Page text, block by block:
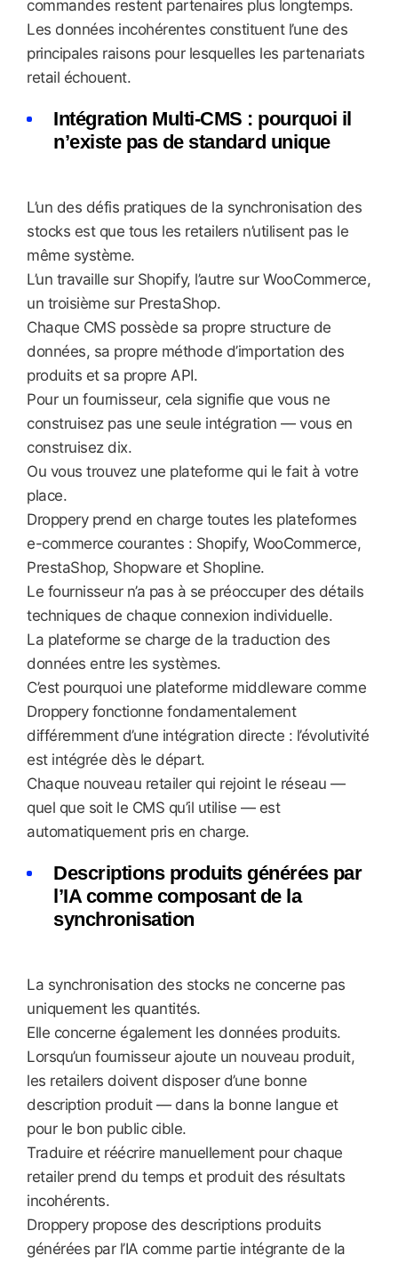
commandes restent partenaires plus longtemps.
Les données incohérentes constituent l’une des
principales raisons pour lesquelles les partenariats
retail échouent.
Intégration Multi-CMS : pourquoi il
n’existe pas de standard unique
L’un des défis pratiques de la synchronisation des
stocks est que tous les retailers n’utilisent pas le
même système.
L’un travaille sur Shopify, l’autre sur WooCommerce,
un troisième sur PrestaShop.
Chaque CMS possède sa propre structure de
données, sa propre méthode d’importation des
produits et sa propre API.
Pour un fournisseur, cela signifie que vous ne
construisez pas une seule intégration — vous en
construisez dix.
Ou vous trouvez une plateforme qui le fait à votre
place.
Droppery prend en charge toutes les plateformes
e-commerce courantes : Shopify, WooCommerce,
PrestaShop, Shopware et Shopline.
Le fournisseur n’a pas à se préoccuper des détails
techniques de chaque connexion individuelle.
La plateforme se charge de la traduction des
données entre les systèmes.
C’est pourquoi une plateforme middleware comme
Droppery fonctionne fondamentalement
différemment d’une intégration directe : l’évolutivité
est intégrée dès le départ.
Chaque nouveau retailer qui rejoint le réseau —
quel que soit le CMS qu’il utilise — est
automatiquement pris en charge.
Descriptions produits générées par
l’IA comme composant de la
synchronisation
La synchronisation des stocks ne concerne pas
uniquement les quantités.
Elle concerne également les données produits.
Lorsqu’un fournisseur ajoute un nouveau produit,
les retailers doivent disposer d’une bonne
description produit — dans la bonne langue et
pour le bon public cible.
Traduire et réécrire manuellement pour chaque
retailer prend du temps et produit des résultats
incohérents.
Droppery propose des descriptions produits
générées par l’IA comme partie intégrante de la